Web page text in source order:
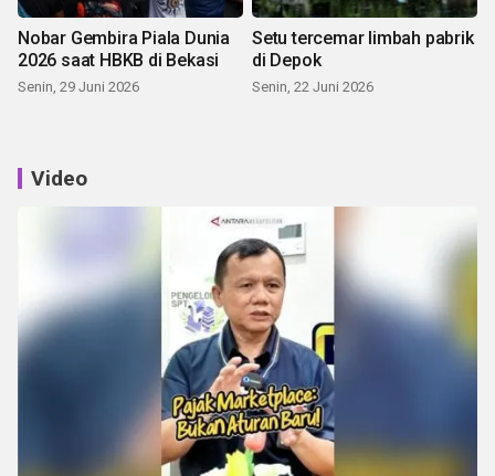
Nobar Gembira Piala Dunia
2026 saat HBKB di Bekasi
Senin, 29 Juni 2026
Setu tercemar limbah pabrik
di Depok
Senin, 22 Juni 2026
Video